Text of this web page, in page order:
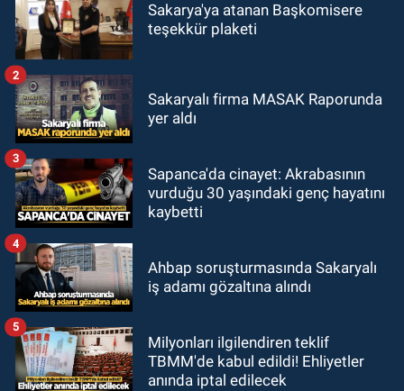
Sakarya'ya atanan Başkomisere
teşekkür plaketi
Sakaryalı firma MASAK Raporunda
yer aldı
2
Sapanca'da cinayet: Akrabasının
vurduğu 30 yaşındaki genç hayatını
kaybetti
3
Ahbap soruşturmasında Sakaryalı
iş adamı gözaltına alındı
4
Milyonları ilgilendiren teklif
TBMM'de kabul edildi! Ehliyetler
anında iptal edilecek
5